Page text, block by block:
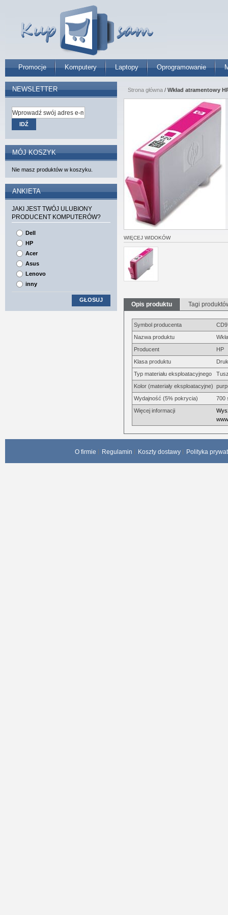
Promocje Komputery Laptopy Oprogramowanie
Strona główna / Wkład atramentowy
WIĘCEJ WIDOKÓW
Opis produktu Tagi
Symbol producenta
Nazwa produktu
Producent
HP
Klasa produktu
Typ materiału eksploatacyjnego
Kolor (materiały eksploatacyjne)
Wydajność (5% pokrycia)
700
Więcej informacji
NEWSLETTER
IDŹ
MÓJ KOSZYK
Nie masz produktów w koszyku.
ANKIETA
JAKI JEST TWÓJ ULUBIONY
PRODUCENT KOMPUTERÓW?
Dell
HP
Acer
Asus
Lenovo
inny
GŁOSUJ
O firmie Regulamin Koszty dostawy Polityka